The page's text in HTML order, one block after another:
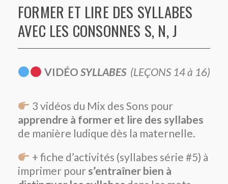
FORMER ET LIRE DES SYLLABES
AVEC LES CONSONNES S, N, J
VIDÉO SYLLABES (LEÇONS 14 à 16)
3 vidéos du Mix des Sons pour
apprendre à former et lire des syllabes
de manière ludique dès la maternelle.
+ fiche d’activités (syllabes série #5) à
imprimer pour s’entraîner bien à